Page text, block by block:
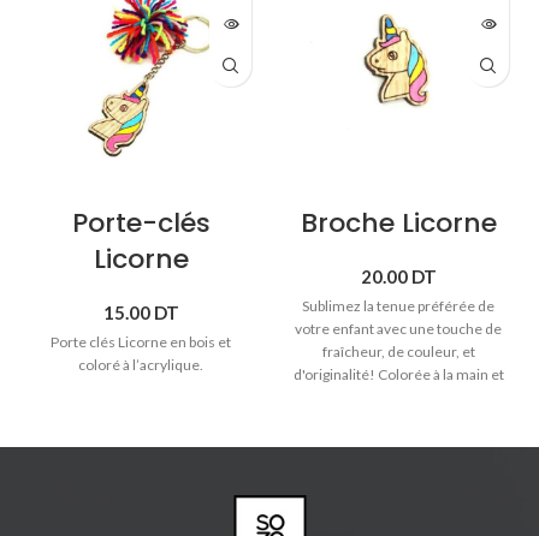
Porte-clés
Licorne
15.00 DT
Porte clés Licorne en bois et
coloré à l’acrylique.
Broche Licorne
20.00 DT
Sublimez la tenue préférée de
votre enfant avec une touche de
fraîcheur, de couleur, et
d'originalité! Colorée à la main et
apporte un brin d’authenticité et